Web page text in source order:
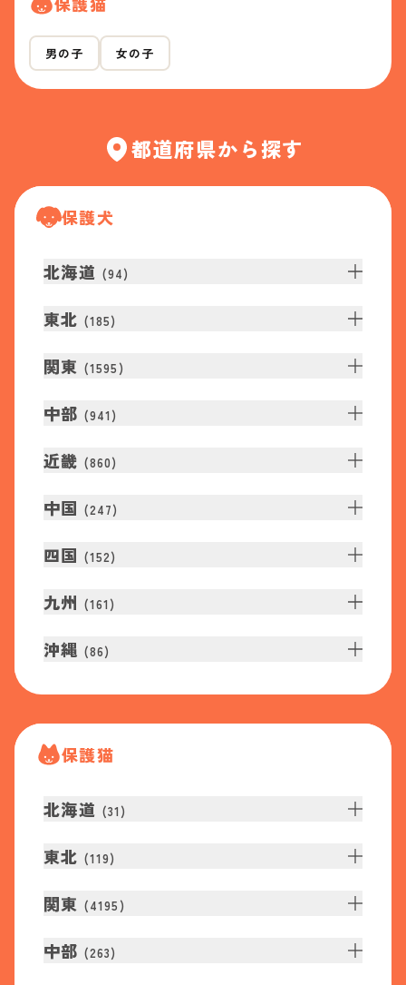
男の子 女の子
都道府県から探す
保護犬
北海道 (94)
東北 (185)
関東 (1595 )
中部 (941 )
近畿 (860)
中国 (247)
四国 (152)
九州 (161 )
沖縄 (86)
保護猫
北海道 (31 )
東北 (119)
関東 (4195 )
中部 (263)